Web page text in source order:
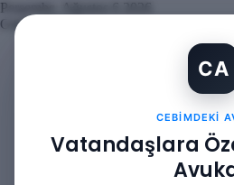
CA
CEBIMDEKI
Vatandaşlara
Perşembe, Ağustos 6 2026
Güncel Makale
İBAN Kiralama Cezasında Yeni
12. Yargı Paketi Kabul Edildi:
Banka Hesabımı
Yargıtay Kararı İncelemesi ve
Kusur Belirlemesinin Maddi ve
Kusur Belirlemesinin Maddi ve
Kira Sözleşmesinin Feshi ve